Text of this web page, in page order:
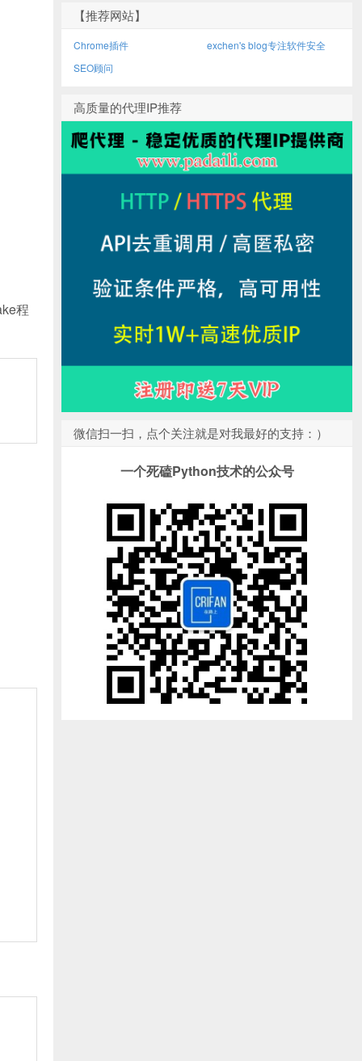
程
【推荐网站】
Chrome插件
exchen's blog专注软件安全
SEO顾问
高质量的代理IP推荐
微信扫一扫，点个关注就是对我最好的支持：）
一个死磕Python技术的公众号